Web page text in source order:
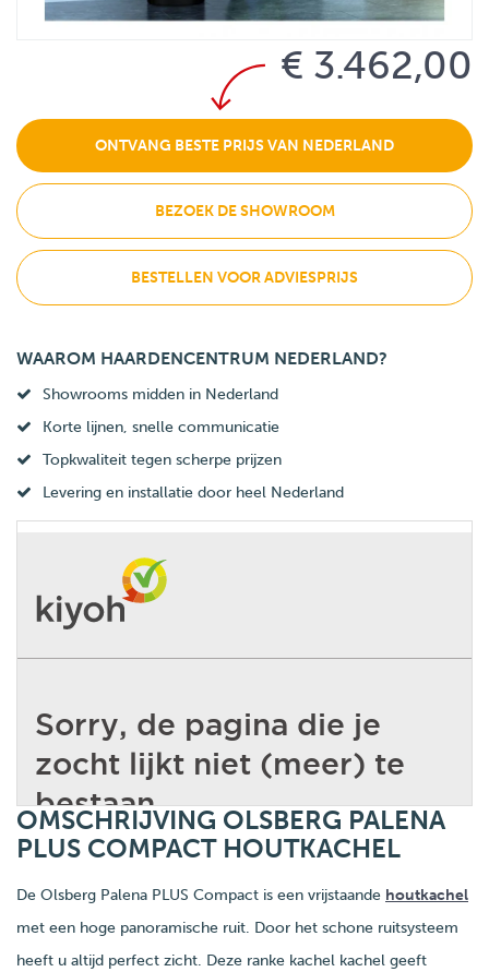
€ 3.462,00
ONTVANG BESTE PRIJS VAN NEDERLAND
BEZOEK DE SHOWROOM
BESTELLEN VOOR ADVIESPRIJS
WAAROM HAARDENCENTRUM NEDERLAND?
Showrooms midden in Nederland
Korte lijnen, snelle communicatie
Topkwaliteit tegen scherpe prijzen
Levering en installatie door heel Nederland
OMSCHRIJVING OLSBERG PALENA
PLUS COMPACT HOUTKACHEL
De Olsberg Palena PLUS Compact is een vrijstaande houtkachel
met een hoge panoramische ruit. Door het schone ruitsysteem
heeft u altijd perfect zicht. Deze ranke kachel kachel geeft